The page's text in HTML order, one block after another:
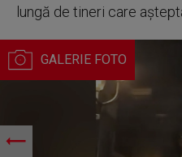
lungă de tineri care